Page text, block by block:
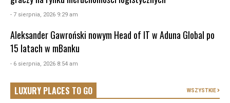
- 7 sierpnia, 2026 9:29 am
Aleksander Gawroński nowym Head of IT w Aduna Global po
15 latach w mBanku
- 6 sierpnia, 2026 8:54 am
LUXURY PLACES TO GO WSZYSTKIE